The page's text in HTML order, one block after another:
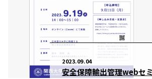
2023.09.04
安全保障輸出管理webセ